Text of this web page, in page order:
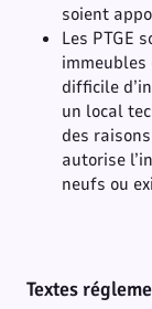
soient
Les PTGE
difficile
un local
des
autorise
neufs ou
Textes